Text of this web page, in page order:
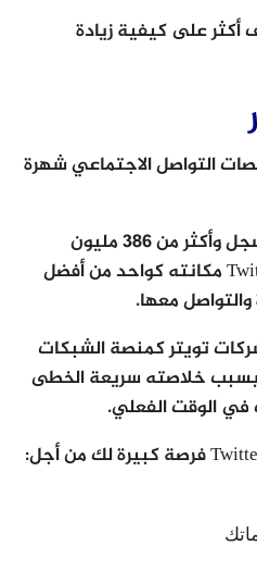
على كيفية زيادة
التواصل الاجتماعي شهرة
ومع وجود مليار مستخدم مسجل وأكثر من 386 مليون
مستخدم نشط ، اكتسب Twitter مكانته كواحد من أفضل
معها.
تويتر كمنصة الشبكات
بسبب خلاصته سريعة الخطى
في الوقت الفعلي.